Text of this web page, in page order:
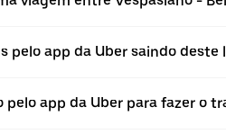
pelo app da Uber saindo deste
pelo app da Uber para fazer o